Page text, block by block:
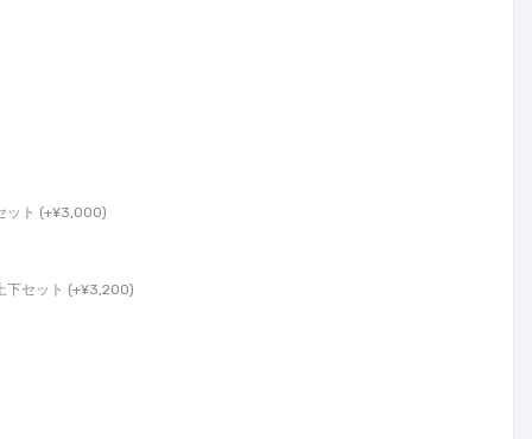
ット (+¥3,000)
下セット (+¥3,200)